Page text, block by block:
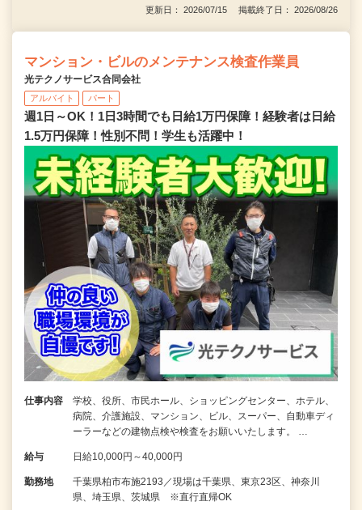
更新日： 2026/07/15 掲載終了日： 2026/08/26
マンション・ビルのメンテナンス検査作業員
光テクノサービス合同会社
アルバイト パート
週1日～OK！1日3時間でも日給1万円保障！経験者は日給
1.5万円保障！性別不問！学生も活躍中！
仕事内容
学校、役所、市民ホール、ショッピングセンター、ホテル、
病院、介護施設、マンション、ビル、スーパー、自動車ディ
ーラーなどの建物点検や検査をお願いいたします。 …
給与 日給10,000円～40,000円
勤務地
千葉県柏市布施2193／現場は千葉県、東京23区、神奈川
県、埼玉県、茨城県 ※直行直帰OK